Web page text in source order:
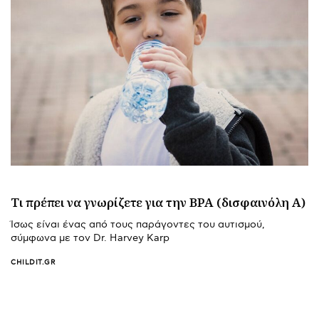
Τι πρέπει να γνωρίζετε για την BPA (δισφαινόλη Α)
Ίσως είναι ένας από τους παράγοντες του αυτισμού,
σύμφωνα με τον Dr. Harvey Karp
CHILDIT.GR